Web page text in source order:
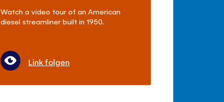
Watch a video tour of an American
diesel streamliner built in 1950.
Link folgen